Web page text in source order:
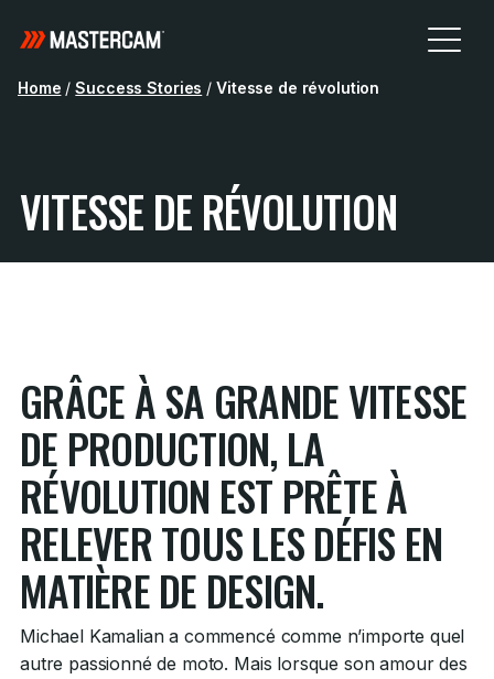
Home / Success Stories / Vitesse de révolution
VITESSE DE RÉVOLUTION
GRÂCE À SA GRANDE VITESSE
DE PRODUCTION, LA
RÉVOLUTION EST PRÊTE À
RELEVER TOUS LES DÉFIS EN
MATIÈRE DE DESIGN.
Michael Kamalian a commencé comme n’importe quel
autre passionné de moto. Mais lorsque son amour des